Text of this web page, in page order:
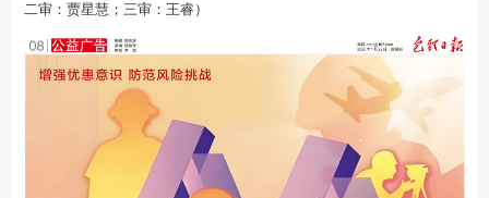
二审：贾星慧；三审：王睿）